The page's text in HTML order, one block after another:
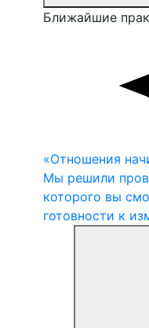
Ближайшие
«Отношения
Мы решили
которого вы
готовности к